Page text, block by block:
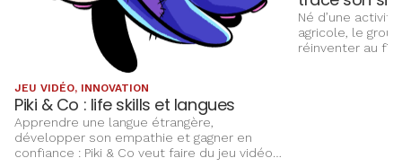
JEU VIDÉO, INNOVATION
Piki & Co : life skills et langues
Apprendre une langue étrangère,
développer son empathie et gagner en
confiance : Piki & Co veut faire du jeu vidéo
Né d’une
agricole, le
réinventer au fil